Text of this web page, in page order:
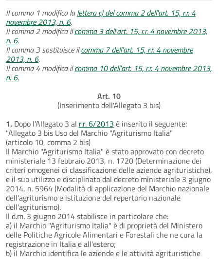
Il comma 1 modifica lalettera c) del comma 2 dell'art. 15, r.r. 4
novembre 2013, n. 6.
Il comma 2 modifica ilcomma 3 dell'art. 15, r.r. 4 novembre 2013,
n. 6.
Il comma 3 sostituisce ilcomma 7 dell'art. 15, r.r. 4 novembre
2013, n. 6.
Il comma 4 modifica ilcomma 10 dell'art. 15, r.r. 4 novembre 2013,
n. 6.
Art. 10
(Inserimento dell'Allegato 3 bis)
1. Dopo l'Allegato 3 al r.r. 6/2013 è inserito il seguente:
"Allegato 3 bis Uso del Marchio "Agriturismo Italia"
(articolo 10, comma 2 bis)
Il Marchio "Agriturismo Italia" è stato approvato con decreto
ministeriale 13 febbraio 2013, n. 1720 (Determinazione dei
criteri omogenei di classificazione delle aziende agrituristiche),
e il suo utilizzo e disciplinato dal decreto ministeriale 3 giugno
2014, n. 5964 (Modalità di applicazione del Marchio nazionale
dell'agriturismo e istituzione del repertorio nazionale
dell'agriturismo).
Il d.m. 3 giugno 2014 stabilisce in particolare che:
a) il Marchio "Agriturismo Italia" è di proprietà del Ministero
delle Politiche Agricole Alimentari e Forestali che ne cura la
registrazione in Italia e all'estero;
b) il Marchio identifica le aziende e le attività agrituristiche